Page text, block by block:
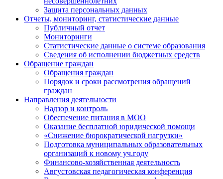
Защита персональных данных
Отчеты, мониторинг, статистические данные
Публичный отчет
Мониторинги
Статистические данные о системе образования
Сведения об исполнении бюджетных средств
Обращение граждан
Обращения граждан
Порядок и сроки рассмотрения обращений
граждан
Направления деятельности
Надзор и контроль
Обеспечение питания в МОО
Оказание бесплатной юридической помощи
«Снижение бюрократической нагрузки»
Подготовка муниципальных образовательных
организаций к новому уч.году
Финансово-хозяйственная деятельность
Августовская педагогическая конференция